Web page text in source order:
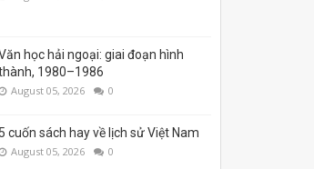
học hải ngoại: giai đoạn hình
1980–1986
August 05, 2026 0
5 cuốn sách hay về lịch sử Việt Nam
August 05, 2026 0